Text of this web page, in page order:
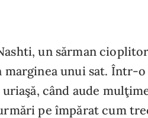
un sărman
unui sat. Într-o
când aude
pe împărat cum